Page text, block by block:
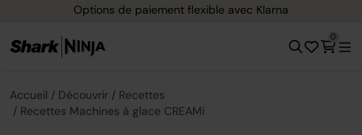
Options de paiement flexible avec Klarna
0
Accueil Découvrir
Recettes
Recettes Machines à glace CREAMi